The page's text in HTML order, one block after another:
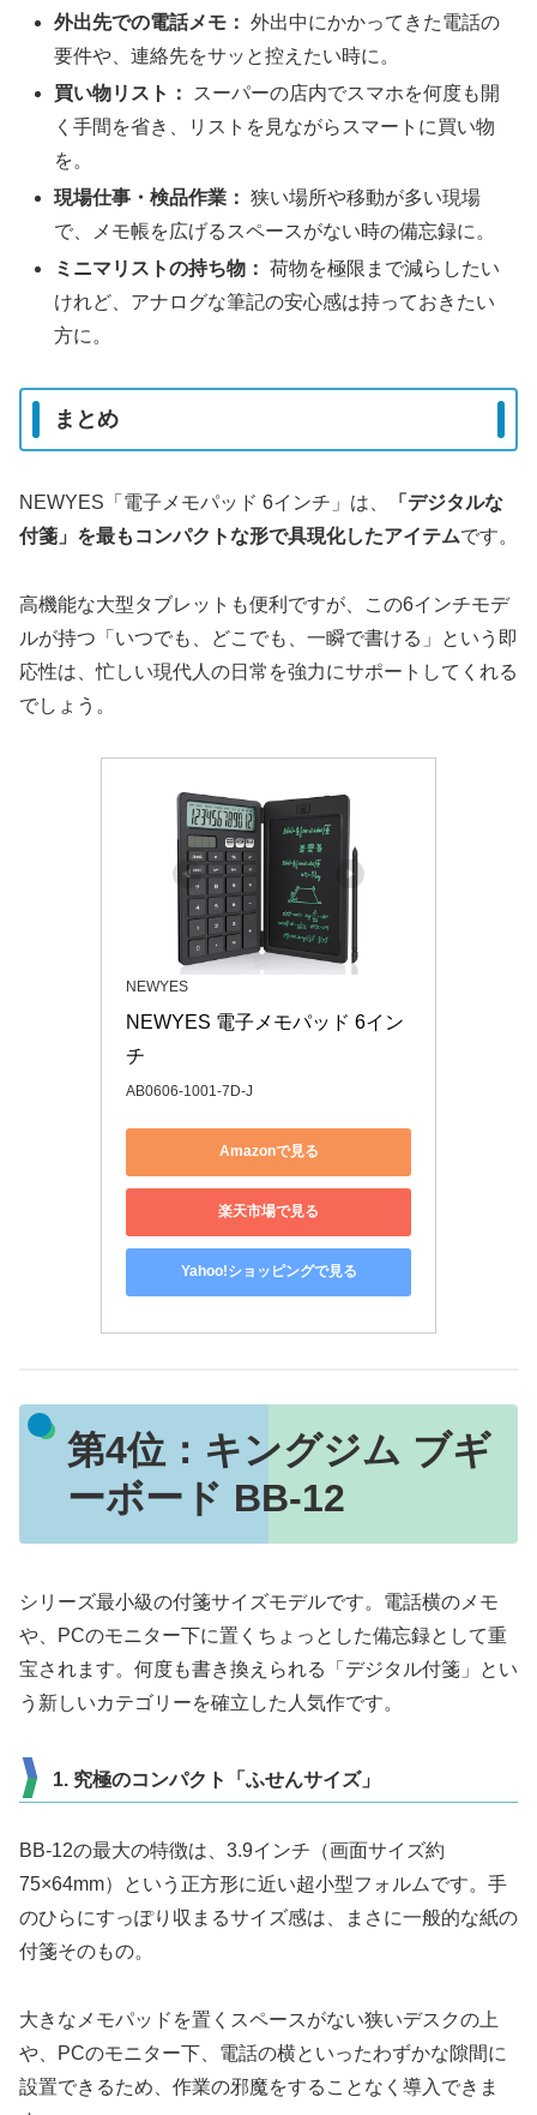
外出先での電話メモ： 外出中にかかってきた電話の
要件や、連絡先をサッと控えたい時に。
買い物リスト：
スーパーの店内でスマホを何度も開
く手間を省き、リストを見ながらスマートに買い物
を。
現場仕事・検品作業： 狭い場所や移動が多い現場
で、メモ帳を広げるスペースがない時の備忘録に。
ミニマリストの持ち物： 荷物を極限まで減らしたい
けれど、アナログな筆記の安心感は持っておきたい
方に。
まとめ
NEWYES「電子メモパッド 6インチ」は、
「デジタルな
付箋」を最もコンパクトな形で具現化したアイテムです。
高機能な大型タブレットも便利ですが、この6インチモデ
ルが持つ「いつでも、どこでも、一瞬で書ける」という即
応性は、忙しい現代人の日常を強力にサポートしてくれる
でしょう。
NEWYES
NEWYES 電子メモパッド 6イン
チ
AB0606-1001-7D-J
Amazonで見る
楽天市場で見る
Yahoo!ショッピングで見る
第4位： キングジム ブギ
ーボード BB-12
シリーズ最小級の付箋サイズモデルです。電話横のメモ
や、PCのモニター下に置くちょっとした備忘録として重
宝されます。何度も書き換えられる「デジタル付箋」とい
う新しいカテゴリーを確立した人気作です。
1. 究極のコンパクト「ふせんサイズ」
BB-12の最大の特徴は、3.9インチ（画面サイズ約
75×64mm）という正方形に近い超小型フォルムです。手
のひらにすっぽり収まるサイズ感は、まさに一般的な紙の
付箋そのもの。
大きなメモパッドを置くスペースがない狭いデスクの上
や、PCのモニター下、電話の横といったわずかな隙間に
設置できるため、作業の邪魔をすることなく導入できま